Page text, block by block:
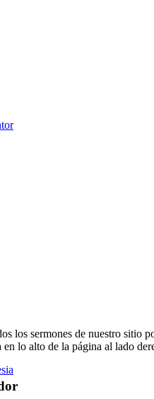
de
y el oír, por la palabra de Dios.
los sermones de nuestro sitio
en lo alto de la página al lado